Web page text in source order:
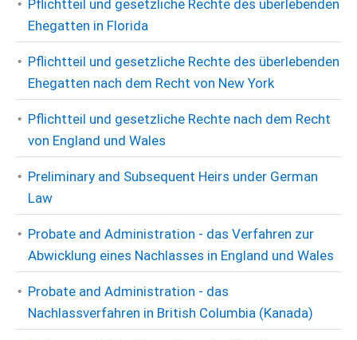
Pflichtteil und gesetzliche Rechte des überlebenden
Ehegatten in Florida
Pflichtteil und gesetzliche Rechte des überlebenden
Ehegatten nach dem Recht von New York
Pflichtteil und gesetzliche Rechte nach dem Recht
von England und Wales
Preliminary and Subsequent Heirs under German
Law
Probate and Administration - das Verfahren zur
Abwicklung eines Nachlasses in England und Wales
Probate and Administration - das
Nachlassverfahren in British Columbia (Kanada)